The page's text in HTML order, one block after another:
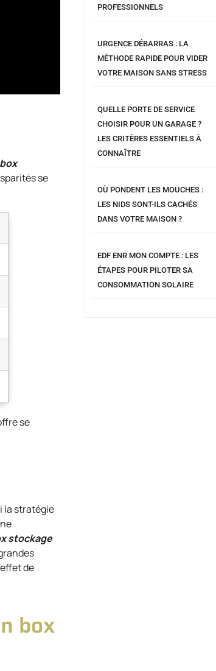
se
se
la stratégie
stockage
de
box
PROFESSIONNELS
URGENCE DÉBARRAS : LA
MÉTHODE RAPIDE POUR VIDER
VOTRE MAISON SANS STRESS
QUELLE PORTE DE SERVICE
CHOISIR POUR UN GARAGE ?
LES CRITÈRES ESSENTIELS À
CONNAÎTRE
OÙ PONDENT LES MOUCHES :
LES NIDS SONT-ILS CACHÉS
DANS VOTRE MAISON ?
EDF ENR MON COMPTE : LES
ÉTAPES POUR PILOTER SA
CONSOMMATION SOLAIRE